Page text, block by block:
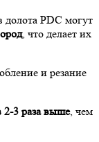
долота PDC могут
, что делает их
и резание
2-3 раза выше, чем